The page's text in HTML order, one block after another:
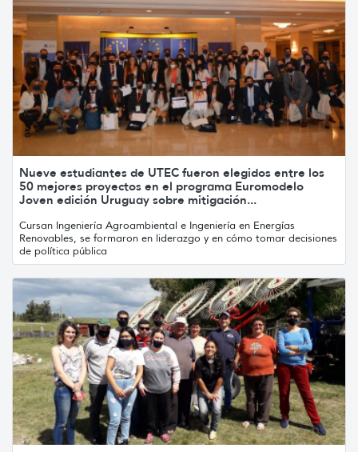
Nueve estudiantes de UTEC fueron elegidos entre los
50 mejores proyectos en el programa Euromodelo
Joven edición Uruguay sobre mitigación...
Cursan Ingeniería Agroambiental e Ingeniería en Energías
Renovables, se formaron en liderazgo y en cómo tomar decisiones
de política pública